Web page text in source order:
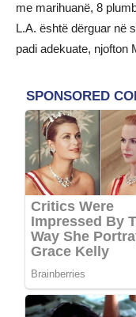
me marihuanë, 8
L.A. është dërguar në
padi adekuate, njofton